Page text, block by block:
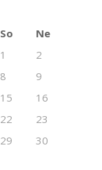
So
Ne
1
2
8
9
15
16
22
23
29
30